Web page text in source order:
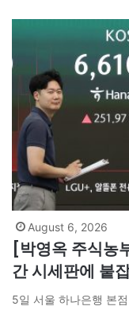
August 6, 2026
[박영옥 주식농
간 시세판에 붙
5일 서울 하나은행 본